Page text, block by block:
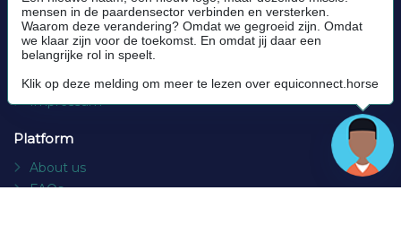
Community Guidelines
Cookie policy
Privacy Policy
Terms and conditions
Impressum
Platform
About us
FAQs